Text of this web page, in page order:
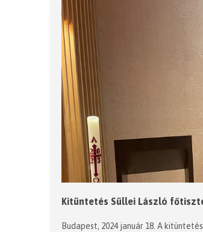
Kitüntetés Süllei László
Budapest, 2024 január 18. A